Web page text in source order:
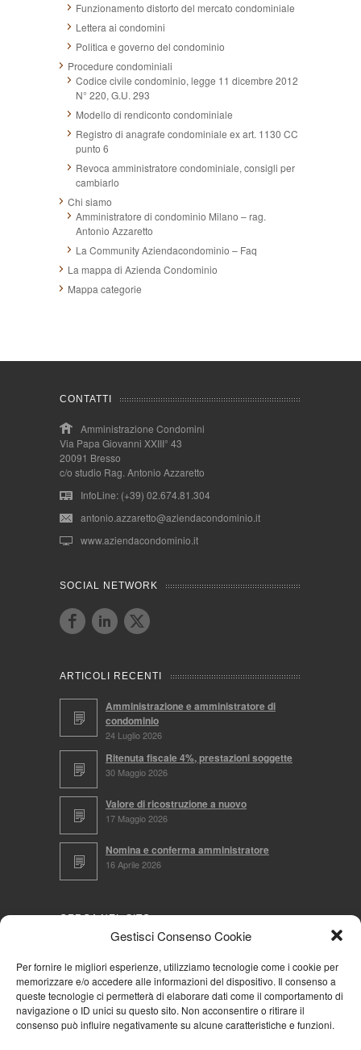
Gestisci Consenso Cookie
Per fornire le migliori esperienze, utilizziamo tecnologie come i cookie per
memorizzare e/o accedere alle informazioni del dispositivo. Il consenso a
queste tecnologie ci permetterà di elaborare dati come il comportamento di
navigazione o ID unici su questo sito. Non acconsentire o ritirare il
consenso può influire negativamente su alcune caratteristiche e funzioni.
Funzionamento distorto del mercato condominiale
Lettera ai condomini
Politica e governo del condominio
Procedure condominiali
Codice civile condominio, legge 11 dicembre 2012
N° 220, G.U. 293
Modello di rendiconto condominiale
Registro di anagrafe condominiale ex art. 1130 CC
punto 6
Revoca amministratore condominiale, consigli per
cambiarlo
Chi siamo
Amministratore di condominio Milano – rag.
Antonio Azzaretto
La Community Aziendacondominio – Faq
La mappa di Azienda Condominio
Mappa categorie
CONTATTI
Amministrazione Condomini
Via Papa Giovanni XXIII° 43
20091 Bresso
c/o studio Rag. Antonio Azzaretto
InfoLine: (+39) 02.674.81.304
antonio.azzaretto@aziendacondominio.it
www.aziendacondominio.it
SOCIAL NETWORK
ARTICOLI RECENTI
Amministrazione e amministratore di
condominio
24 Luglio 2026
Ritenuta fiscale 4%, prestazioni soggette
30 Maggio 2026
Valore di ricostruzione a nuovo
17 Maggio 2026
Nomina e conferma amministratore
16 Aprile 2026
CERCA NEL SITO
NAVIGA PER
Mappa completa